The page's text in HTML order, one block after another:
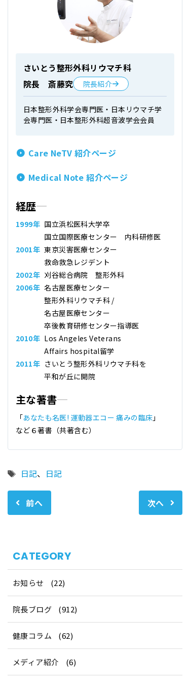
タ
日記、 日記
さいとう整形外科リウマチ科
院長 斎藤究
院長紹介
日本整形外科学会専門医・日本リウマチ学
会専門医・日本整形外科超音波学会会員
Care NeTV 紹介ページ
Medical Note 紹介ページ
経歴
1999年 国立浜松医科大学卒
国立国際医療センター 内科研修医
2001年 東京災害医療センター
救命救急レジデント
2002年 刈谷総合病院 整形外科
2006年 名古屋医療センター
整形外科リウマチ科 /
名古屋医療センター
卒後教育研修センター指導医
2010年 Los Angeles Veterans
Affairs hospital留学
2011年 さいとう整形外科リウマチ科を
平和が丘に開院
主な著書
「あなたも名医! 運動器エコー 痛みの臨床 」
など６著書（共著含む）
前へ 次へ
CATEGORY
お知らせ (22)
院長ブログ (912)
健康コラム (62)
メディア紹介 (6)